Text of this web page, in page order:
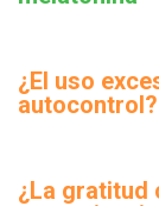
¿El uso
autocontrol?
¿La gratitud